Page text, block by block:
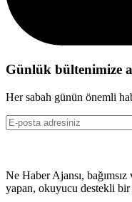
Günlük bültenimize
Her sabah günün önemli
Ne Haber Ajansı,
yapan, okuyucu destekli